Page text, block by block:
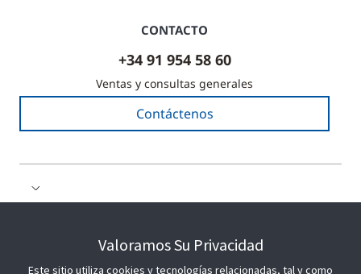
CONTACTO
+34 91 954 58 60
Ventas y consultas generales
Contáctenos
Valoramos Su Privacidad
Este sitio utiliza cookies y tecnologías relacionadas, tal y como